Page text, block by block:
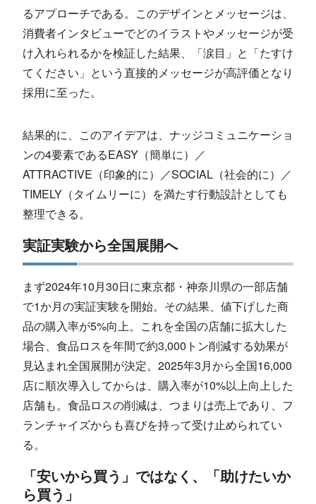
るアプローチである。このデザインとメッセージは、
消費者インタビューでどのイラストやメッセージが受
け入れられるかを検証した結果、「涙目」と「たすけ
てください」という直接的メッセージが高評価となり
採用に至った。
結果的に、このアイデアは、ナッジコミュニケーショ
ンの4要素であるEASY（簡単に）／
ATTRACTIVE（印象的に）／SOCIAL（社会的に）／
TIMELY（タイムリーに）を満たす行動設計としても
整理できる。
実証実験から全国展開へ
まず2024年10月30日に東京都・神奈川県の一部店舗
で1か月の実証実験を開始。その結果、値下げした商
品の購入率が5%向上。これを全国の店舗に拡大した
場合、食品ロスを年間で約3,000トン削減する効果が
見込まれ全国展開が決定。2025年3月から全国16,000
店に順次導入してからは、購入率が10%以上向上した
店舗も。食品ロスの削減は、つまりは売上であり、フ
ランチャイズからも喜びを持って受け止められてい
る。
「安いから買う」ではなく、「助けたいか
ら買う」